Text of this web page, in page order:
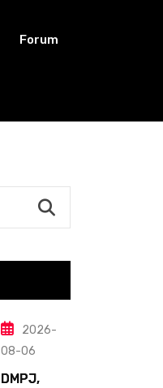
Forum
2026-
08-06
DMPJ,